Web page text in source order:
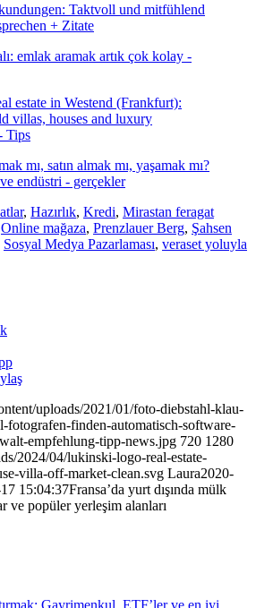
emlak aramak artık çok kolay -
mı, satın almak mı, yaşamak mı?
endüstri - gerçekler
, Hazırlık, Kredi, Mirastan feragat
Online mağaza, Prenzlauer Berg, Şahsen
Sosyal Medya Pazarlaması, veraset yoluyla
uploads/2021/01/foto-diebstahl-klau-
fotografen-finden-automatisch-software-
empfehlung-tipp-news.jpg 720 1280
2024/04/lukinski-logo-real-estate-
villa-off-market-clean.svg Laura2020-
15:04:37Fransa’da yurt dışında mülk
ve popüler yerleşim alanları